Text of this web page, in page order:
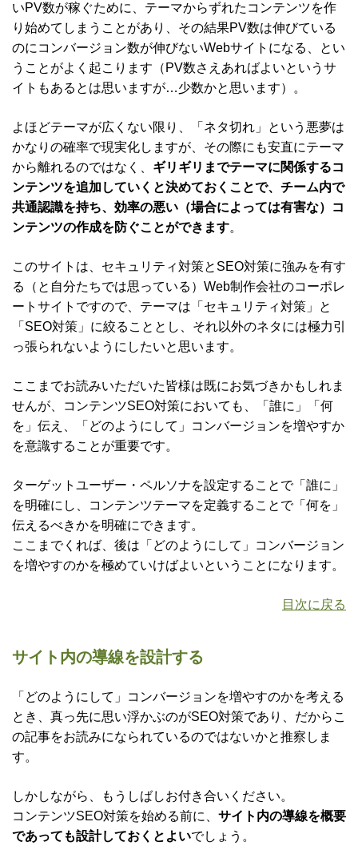
いPV数が稼ぐために、テーマからずれたコンテンツを作
り始めてしまうことがあり、その結果PV数は伸びている
のにコンバージョン数が伸びないWebサイトになる、とい
うことがよく起こります（PV数さえあればよいというサ
イトもあるとは思いますが…少数かと思います）。
よほどテーマが広くない限り、「ネタ切れ」という悪夢は
かなりの確率で現実化しますが、その際にも安直にテーマ
から離れるのではなく、 ギリギリまでテーマに関係するコ
ンテンツを追加していくと決めておくことで、チーム内で
共通認識を持ち、効率の悪い（場合によっては有害な）コ
ンテンツの作成を防ぐことができます。
このサイトは、セキュリティ対策とSEO対策に強みを有す
る（と自分たちでは思っている）Web制作会社のコーポレ
ートサイトですので、テーマは「セキュリティ対策」と
「SEO対策」に絞ることとし、それ以外のネタには極力引
っ張られないようにしたいと思います。
ここまでお読みいただいた皆様は既にお気づきかもしれま
せんが、コンテンツSEO対策においても、「誰に」「何
を」伝え、「どのようにして」コンバージョンを増やすか
を意識することが重要です。
ターゲットユーザー・ペルソナを設定することで「誰に」
を明確にし、コンテンツテーマを定義することで「何を」
伝えるべきかを明確にできます。
ここまでくれば、後は「どのようにして」コンバージョン
を増やすのかを極めていけばよいということになります。
目次に戻る
サイト内の導線を設計する
「どのようにして」コンバージョンを増やすのかを考える
とき、真っ先に思い浮かぶのがSEO対策であり、だからこ
の記事をお読みになられているのではないかと推察しま
す。
しかしながら、もうしばしお付き合いください。
コンテンツSEO対策を始める前に、 サイト内の導線を概要
であっても設計しておくとよいでしょう。